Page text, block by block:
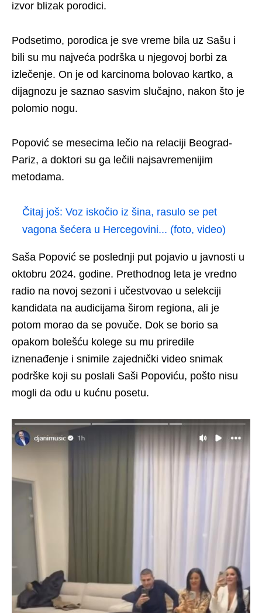
izvor blizak porodici.
Podsetimo, porodica je sve vreme bila uz Sašu i
bili su mu najveća podrška u njegovoj borbi za
izlečenje. On je od karcinoma bolovao kartko, a
dijagnozu je saznao sasvim slučajno, nakon što je
polomio nogu.
Popović se mesecima lečio na relaciji Beograd-
Pariz, a doktori su ga lečili najsavremenijim
metodama.
Čitaj još: Voz iskočio iz šina, rasulo se pet
vagona šećera u Hercegovini... (foto, video)
Saša Popović se poslednji put pojavio u javnosti u
oktobru 2024. godine. Prethodnog leta je vredno
radio na novoj sezoni i učestvovao u selekciji
kandidata na audicijama širom regiona, ali je
potom morao da se povuče. Dok se borio sa
opakom bolešću kolege su mu priredile
iznenađenje i snimile zajednički video snimak
podrške koji su poslali Saši Popoviću, pošto nisu
mogli da odu u kućnu posetu.